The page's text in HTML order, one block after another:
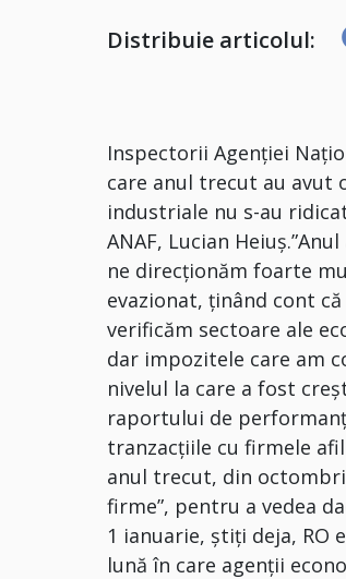
Distribuie articolul:
Inspectorii Agenţiei
care anul trecut au avut
industriale nu s-au
ANAF, Lucian
ne direcţionăm foarte
evazionat, ţinând cont
verificăm sectoare ale
dar impozitele care am
nivelul la care a fost
raportului de
tranzacţiile cu firmele
anul trecut, din
firme”, pentru a vedea
1 ianuarie, ştiţi deja,
lună în care agenţii